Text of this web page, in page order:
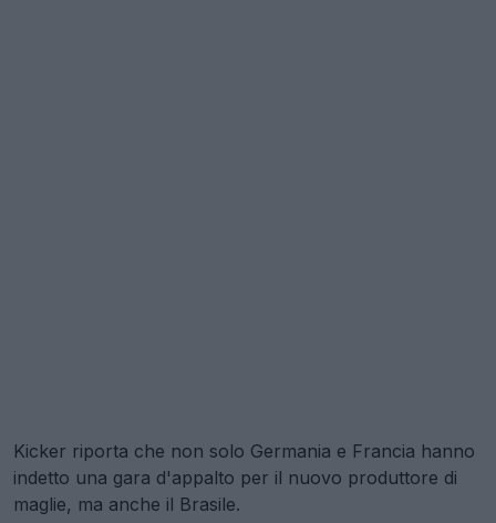
Kicker riporta che non solo Germania e Francia hanno
indetto una gara d'appalto per il nuovo produttore di
maglie, ma anche il Brasile.